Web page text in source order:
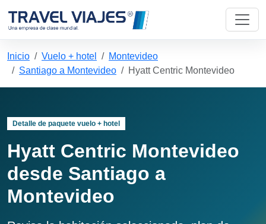
Inicio Vuelo + hotel
Montevideo
Santiago a Montevideo
Hyatt Centric Montevideo
Detalle de paquete vuelo + hotel
Hyatt Centric Montevideo
desde Santiago a
Montevideo